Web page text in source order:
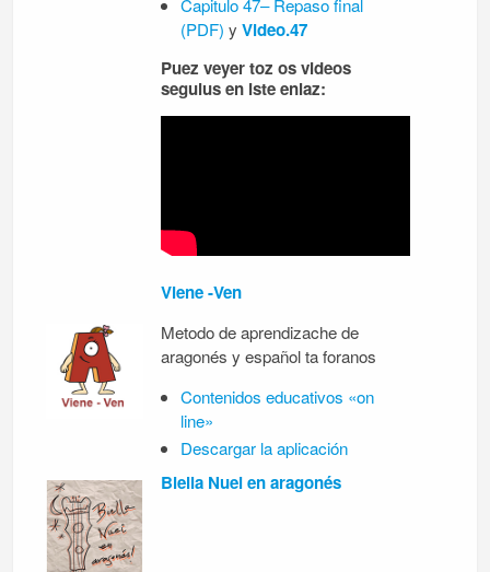
(PDF) yVideo.47
Puez veyer toz os videos
seguius en iste enlaz:
Viene -Ven
Metodo de aprendizache de
aragonés y español ta foranos
Contenidos educativos «on
line»
Descargar la aplicación
Biella Nuei en aragonés